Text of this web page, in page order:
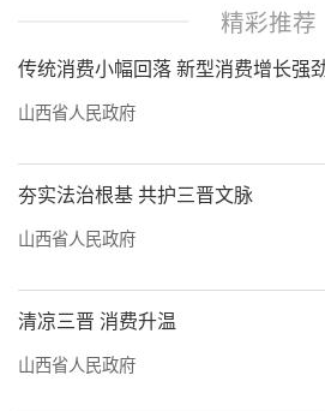
东往返杭州西、呼和浩特东
东往返清河、兰州西往返清
返青岛北、包头往返兰州西
西安北、西宁往返呼和浩特
返运城北、大同南往返朔州
另外，此次运行图调整
列车变更运行区段。其中，
次调整为太原站始发，北京
调整为太原站终到，太原南
精彩推荐
传统消费小幅回落 新型消费增长强
山西省人民政府
夯实法治根基 共护三晋文脉
山西省人民政府
清凉三晋 消费升温
山西省人民政府